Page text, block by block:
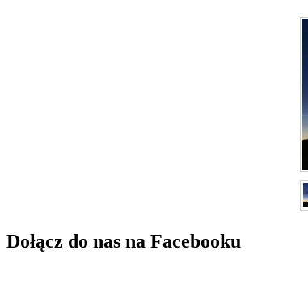
Dołącz do nas na Facebooku